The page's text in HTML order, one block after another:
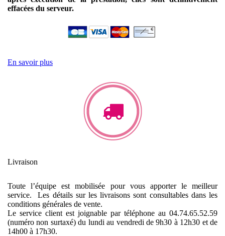
effacées du serveur.
En savoir plus
Livraison
Toute l’équipe est mobilisée pour vous apporter le meilleur
service. Les détails sur les livraisons sont consultables dans les
conditions générales de vente.
Le service client est joignable par téléphone au 04.74.65.52.59
(numéro non surtaxé) du lundi au vendredi de 9h30 à 12h30 et de
14h00 à 17h30.